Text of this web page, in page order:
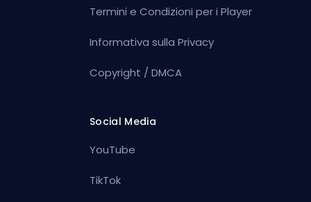
Termini e Condizioni per i Player
Informativa sulla Privacy
Copyright / DMCA
Social Media
YouTube
TikTok